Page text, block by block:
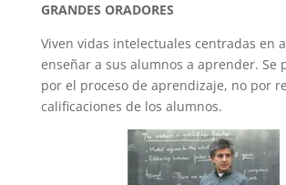
GRANDES ORADORES
Viven vidas intelectuales centradas en
enseñar a sus alumnos a aprender. Se
por el proceso de aprendizaje, no por
calificaciones de los alumnos.